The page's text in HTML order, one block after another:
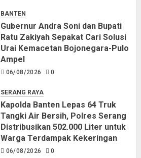
BANTEN
Gubernur Andra Soni dan Bupati
Ratu Zakiyah Sepakat Cari Solusi
Urai Kemacetan Bojonegara-Pulo
Ampel
06/08/2026 0
SERANG RAYA
Kapolda Banten Lepas 64 Truk
Tangki Air Bersih, Polres Serang
Distribusikan 502.000 Liter untuk
Warga Terdampak Kekeringan
06/08/2026 0